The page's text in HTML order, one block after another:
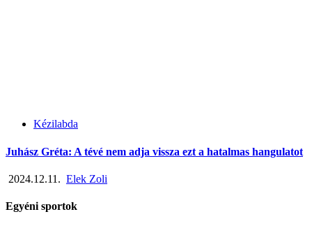
Kézilabda
Juhász Gréta: A tévé nem adja vissza ezt a hatalmas hangulatot
2024.12.11. Elek Zoli
Egyéni sportok